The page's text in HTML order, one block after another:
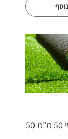
גליל דשא סינטטי 50 מ"מ 50